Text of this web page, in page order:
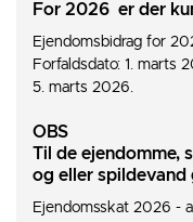
For 2026 er der
Ejendomsbidrag for
Forfaldsdato: 1. marts
5. marts 2026.
OBS
Til de ejendomme,
og eller
Ejendomsskat 2026 -